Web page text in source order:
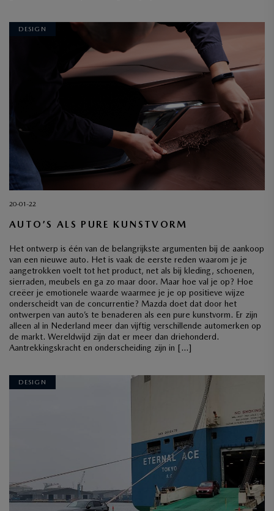
DESIGN
20-01-22
AUTO’S ALS PURE KUNSTVORM
Het ontwerp is één van de belangrijkste argumenten bij de aankoop
van een nieuwe auto. Het is vaak de eerste reden waarom je je
aangetrokken voelt tot het product, net als bij kleding, schoenen,
sierraden, meubels en ga zo maar door. Maar hoe val je op? Hoe
creëer je emotionele waarde waarmee je je op positieve wijze
onderscheidt van de concurrentie? Mazda doet dat door het
ontwerpen van auto’s te benaderen als een pure kunstvorm. Er zijn
alleen al in Nederland meer dan vijftig verschillende automerken op
de markt. Wereldwijd zijn dat er meer dan driehonderd.
Aantrekkingskracht en onderscheiding zijn in […]
DESIGN